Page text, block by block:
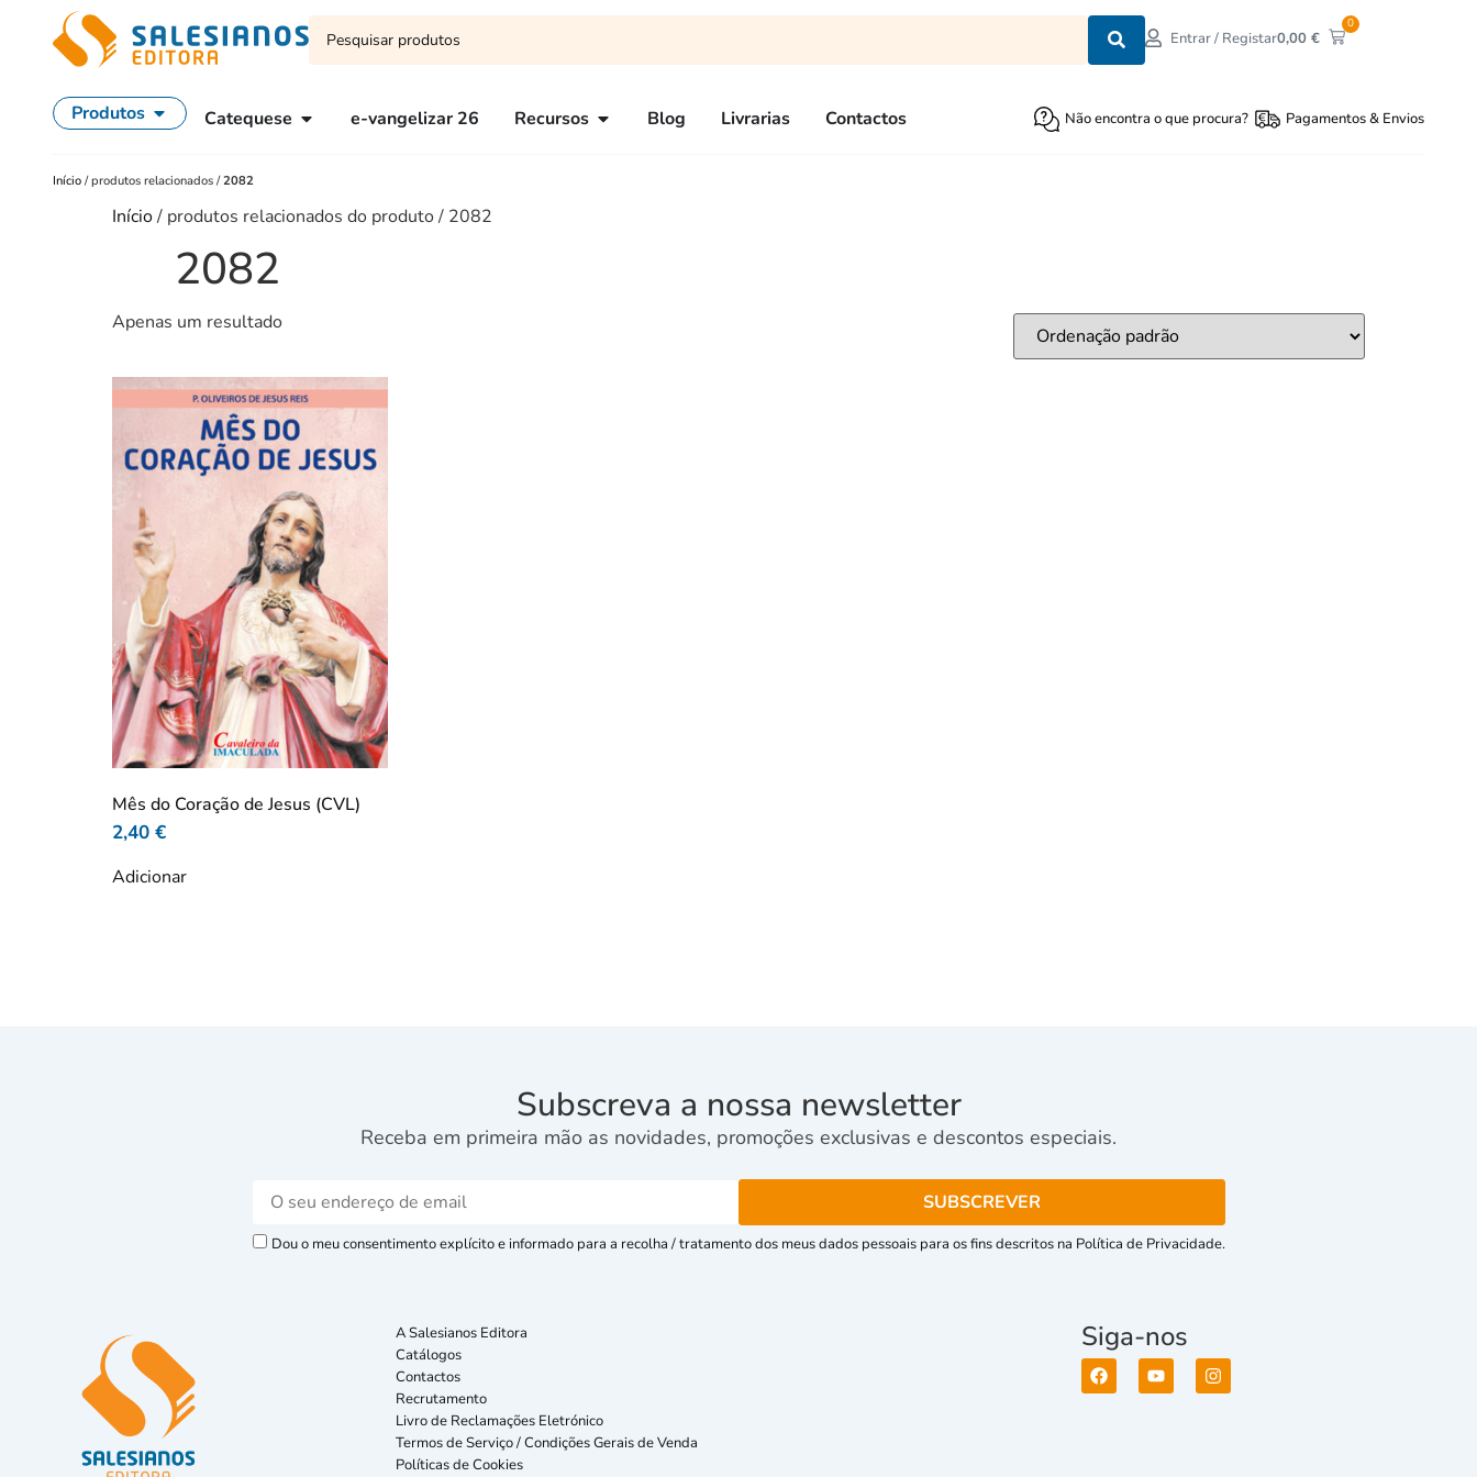
Entrar / Registar0,00€
0
Produtos Catequese e-vangelizar 26 Recursos Blog Livrarias Contactos Não encontra o que procura? Pagamentos & Envios
Início /produtos relacionados /2082
Início/ produtos relacionados do produto / 2082
2082
Apenas um resultado
Mês do Coração de Jesus (CVL)
2,40 €
Adicionar
Subscreva a nossa newsletter
Receba em primeira mão as novidades, promoções exclusivas e descontos especiais.
Dou o meu consentimento explícito e informado para a recolha / tratamento dos meus dados pessoais para os fins descritos na Política de Privacidade.
A Salesianos Editora
Catálogos
Contactos
Recrutamento
Livro de Reclamações Eletrónico
Termos de Serviço / Condições Gerais de Venda
Políticas de Cookies
Siga-nos